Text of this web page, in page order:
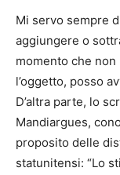
Mi servo sempre
aggiungere o
momento che
l’oggetto, posso
D’altra parte, lo
Mandiargues,
proposito delle
statunitensi: “Lo